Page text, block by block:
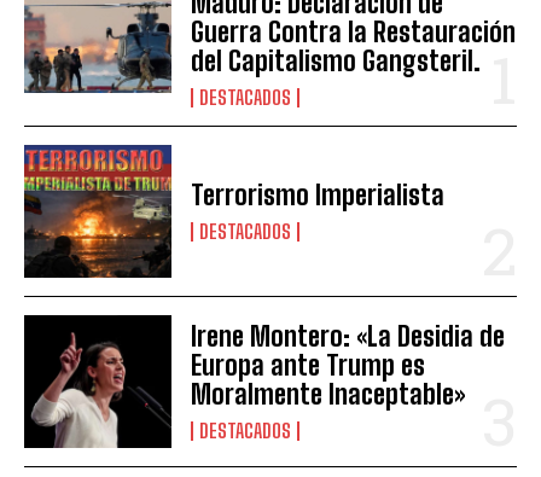
Guerra Contra la Restauración
del Capitalismo Gangsteril.
DESTACADOS
Terrorismo Imperialista
DESTACADOS
Irene Montero: «La Desidia de
Europa ante Trump es
Moralmente Inaceptable»
DESTACADOS